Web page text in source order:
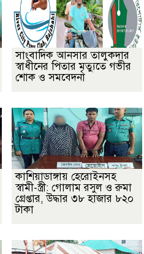
সাংবাদিক আনসার তালুকদার
স্বাধীনের পিতার মৃত্যুতে গভীর
শোক ও সমবেদনা
কাশিয়াডাঙ্গায় হেরোইনসহ
স্বামী-স্ত্রী: গোলাম রসুল ও রুমা
গ্রেপ্তার, উদ্ধার ৩৮ হাজার ৮২০
টাকা